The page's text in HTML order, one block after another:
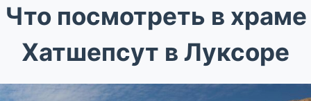
Что посмотреть в храме
Хатшепсут в Луксоре